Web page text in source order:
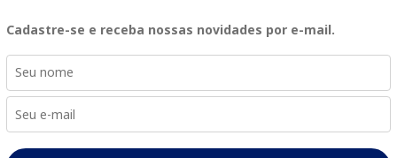
Cadastre-se e receba nossas novidades por e-mail.